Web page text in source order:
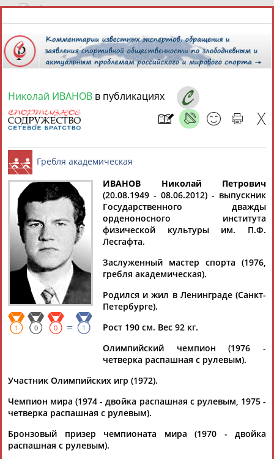
9 августа 2026 года,02:44
Найдено: 13181 Расширенный поиск
Аслаудин
АБАЕВ
Елена
АБАИМОВА
Мария
АБАКУМОВА
Юлия
АБАЛАКИНА
Дмитрий
АБАРЕНОВ
Тамилла
АБАСОВА
Рамазан
Ростом
Татьяна
АББЯСОВА
Акжана
АБДИКАРИМОВА
Артур
АБДРАХМАНОВ
Николай ИВАНОВ в публикациях
Гребля академическая
1 0 0 = 1
ИВАНОВ Николай Петрович
(20.08.1949 - 08.06.2012) - выпускник
Государственного дважды
орденоносного института
физической культуры им. П.Ф.
Лесгафта.
Заслуженный мастер спорта (1976,
гребля академическая).
Родился и жил в Ленинграде (Санкт-
Петербурге).
Рост 190 см. Вес 92 кг.
Олимпийский чемпион (1976 -
четверка распашная с рулевым).
Участник Олимпийских игр (1972).
Чемпион мира (1974 - двойка распашная с рулевым, 1975 -
четверка распашная с рулевым).
Бронзовый призер чемпионата мира (1970 - двойка
распашная с рулевым).